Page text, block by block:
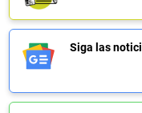
Siga las